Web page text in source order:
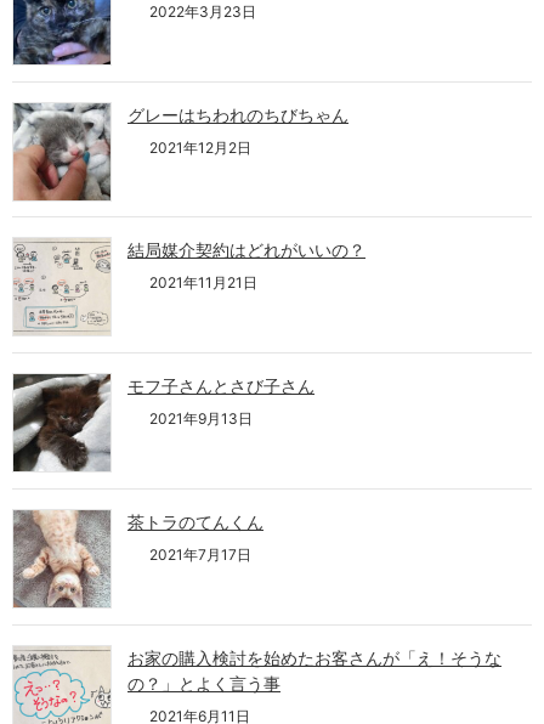
2022年3月23日
グレーはちわれのちびちゃん
2021年12月2日
結局媒介契約はどれがいいの？
2021年11月21日
モフ子さんとさび子さん
2021年9月13日
茶トラのてんくん
2021年7月17日
お家の購入検討を始めたお客さんが「え！そうな
の？」とよく言う事
2021年6月11日